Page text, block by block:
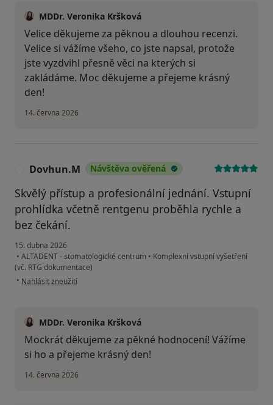
MDDr. Veronika Kršková
Velice děkujeme za pěknou a dlouhou recenzi.
Velice si vážíme všeho, co jste napsal, protože
jste vyzdvihl přesně věci na kterých si
zakládáme. Moc děkujeme a přejeme krásný
den!
14. června 2026
Dovhun.M Návštěva ověřená
Skvělý přístup a profesionální jednání. Vstupní
prohlídka včetně rentgenu proběhla rychle a
bez čekání.
15. dubna 2026
• ALTADENT - stomatologické centrum • Komplexní vstupní vyšetření
(vč. RTG dokumentace)
• podle názoru uživatele Dovhun.M
Nahlásit zneužití
MDDr. Veronika Kršková
Mockrát děkujeme za pěkné hodnocení! Vážíme
si ho a přejeme krásný den!
14. června 2026